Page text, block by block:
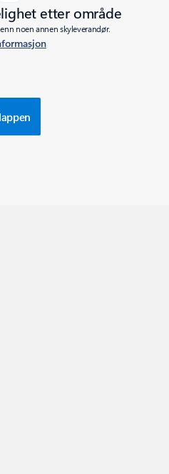
etter område
noen annen skyleverandør.